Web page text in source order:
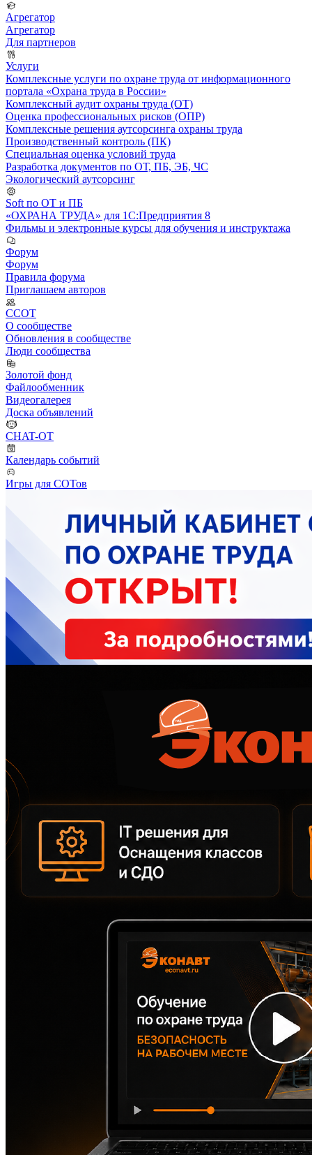
Агрегатор
Агрегатор
Для партнеров
Услуги
Комплексные услуги по охране труда от информационного
портала «Охрана труда в России»
Комплексный аудит охраны труда (ОТ)
Оценка профессиональных рисков (ОПР)
Комплексные решения аутсорсинга охраны труда
Производственный контроль (ПК)
Специальная оценка условий труда
Разработка документов по ОТ, ПБ, ЭБ, ЧС
Экологический аутсорсинг
Soft по ОТ и ПБ
«ОХРАНА ТРУДА» для 1С:Предприятия 8
Фильмы и электронные курсы для обучения и инструктажа
Форум
Форум
Правила форума
Приглашаем авторов
ССОТ
О сообществе
Обновления в сообществе
Люди сообщества
Золотой фонд
Файлообменник
Видеогалерея
Доска объявлений
CHAT-OT
Календарь событий
Игры для СОТов